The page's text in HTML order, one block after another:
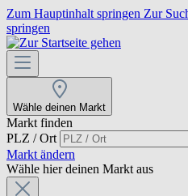
Zum Hauptinhalt springen Zur
springen
Wähle deinen Markt
Markt finden
PLZ / Ort
Markt ändern
Wähle hier deinen Markt aus